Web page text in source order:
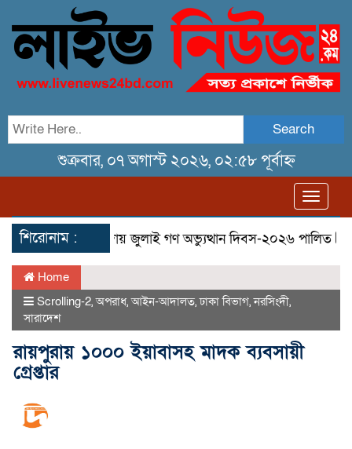
Search
শুক্রবার, ০৭ অগাস্ট ২০২৬, ০২:৫৮ পূর্বাহ্ন
শিরোনাম :
তেরখাদায় জুলাই গণ অভ্যুত্থান দিবস-২০২৬ পালিত
Home
Scrolling-2,অপরাধ,আইন-আদালত,ঢাকা বিভাগ,নরসিংদী,
সারাদেশ
রায়পুরায় ১০০০ ইয়াবাসহ মাদক ব্যবসায়ী
গ্রেপ্তার